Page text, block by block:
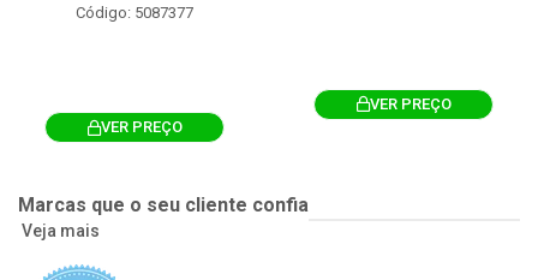
Código: 5087377
VER PREÇO
VER PREÇO
Marcas que o seu cliente confia
Veja mais